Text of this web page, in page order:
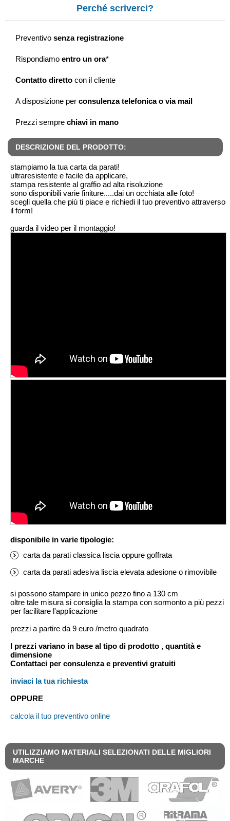
Perché scriverci?
Preventivo senza registrazione
Rispondiamo entro un ora*
Contatto diretto con il cliente
A disposizione per consulenza telefonica o via mail
Prezzi sempre chiavi in mano
DESCRIZIONE DEL PRODOTTO:
stampiamo la tua carta da parati!
ultraresistente e facile da applicare,
stampa resistente al graffio ad alta risoluzione
sono disponibili varie finiture.....dai un occhiata alle foto!
scegli quella che più ti piace e richiedi il tuo preventivo attraverso
il form!
guarda il video per il montaggio!
disponibile in varie tipologie:
carta da parati classica liscia oppure goffrata
carta da parati adesiva liscia elevata adesione o rimovibile
si possono stampare in unico pezzo fino a 130 cm
oltre tale misura si consiglia la stampa con sormonto a più pezzi
per facilitare l'applicazione
prezzi a partire da 9 euro /metro quadrato
I prezzi variano in base al tipo di prodotto , quantità e
dimensione
Contattaci per consulenza e preventivi gratuiti
inviaci la tua richiesta
OPPURE
calcola il tuo preventivo online
UTILIZZIAMO MATERIALI SELEZIONATI DELLE MIGLIORI
MARCHE